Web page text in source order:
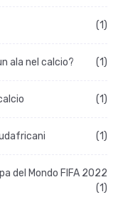
(1)
ala nel calcio? (1)
(1)
(1)
del Mondo FIFA 2022
(1)